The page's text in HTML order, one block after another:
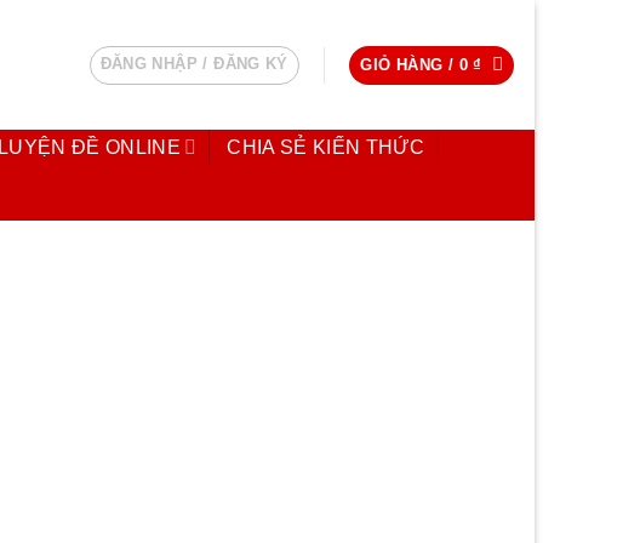
ĐĂNG NHẬP / ĐĂNG KÝ GIỎ HÀNG / 0₫
LUYỆN ĐỀ ONLINE CHIA SẺ KIẾN THỨC